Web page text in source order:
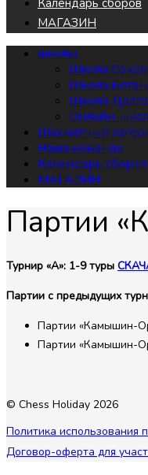
МАГАЗИН
школы
Школа
Школа
Школа
Онлайн-
Шахматный
Наша команда
Календарь сборов
МАГАЗИН
Партии
Турнир «А»: 1-9 туры
Партии с предыдущих
Партии «Камышин-
Партии «Камышин-
© Chess Holiday 2026
Политика использования
Договор-оферта для